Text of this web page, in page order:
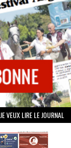
JE VEUX LIRE LE JOURNAL